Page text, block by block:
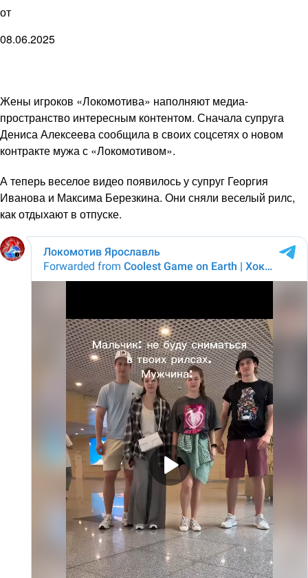
от
08.06.2025
Жены игроков «Локомотива» наполняют медиа-
пространство интересным контентом. Сначала супруга
Дениса Алексеева сообщила в своих соцсетях о новом
контракте мужа с «Локомотивом».
А теперь веселое видео появилось у супруг Георгия
Иванова и Максима Березкина. Они сняли веселый рилс,
как отдыхают в отпуске.